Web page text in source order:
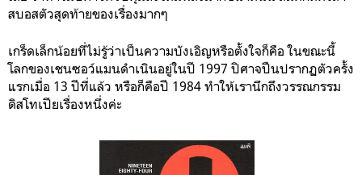
สบอสตัวสุดท้ายของเรื่องมากๆ
เกร็ดเล็กน้อยที่ไม่รู้ว่าเป็นความบังเอิญหรือตั้งใจก็คือ ในขณะนี้
โลกของเชนซอว์แมนดำเนินอยู่ในปี 1997 ปิศาจปืนปรากฏตัวครั้ง
แรกเมื่อ 13 ปีที่แล้ว หรือก็คือปี 1984 ทำให้เรานึกถึงวรรณกรรม
ดิสโทเปียเรื่องหนึ่งค่ะ